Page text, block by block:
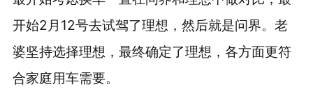
开始2月12号去试驾了理想，然后就是问界。老
婆坚持选择理想，最终确定了理想，各方面更符
合家庭用车需要。